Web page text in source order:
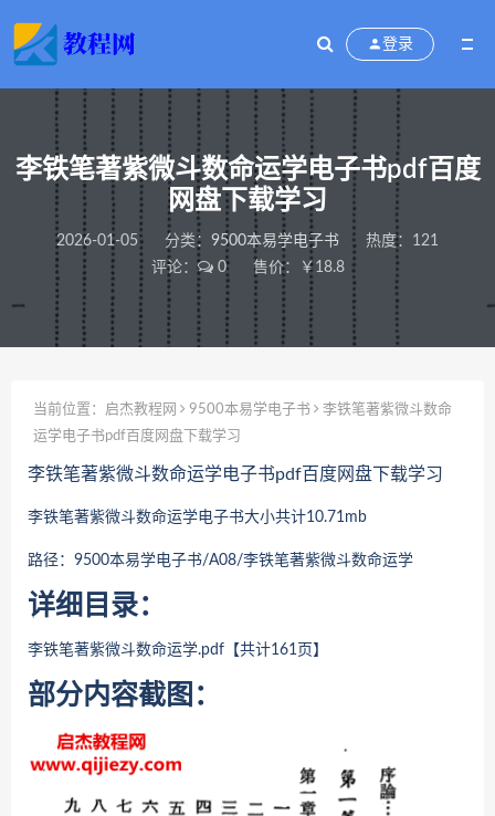
登录
李铁笔著紫微斗数命运学电子书pdf百度
网盘下载学习
2026-01-05 分类： 9500本易学电子书
热度：121
评论：
0 售价：￥18.8
当前位置： 启杰教程网 9500本易学电子书
李铁笔著紫微斗数命
运学电子书pdf百度网盘下载学习
李铁笔著紫微斗数命运学电子书pdf百度网盘下载学习
李铁笔著紫微斗数命运学电子书大小共计10.71mb
路径：9500本易学电子书/A08/李铁笔著紫微斗数命运学
详细目录：
李铁笔著紫微斗数命运学.pdf【共计161页】
部分内容截图：